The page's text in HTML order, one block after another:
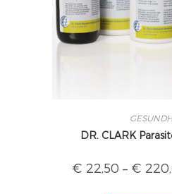
DR. CLARK
€ 22,50 – €